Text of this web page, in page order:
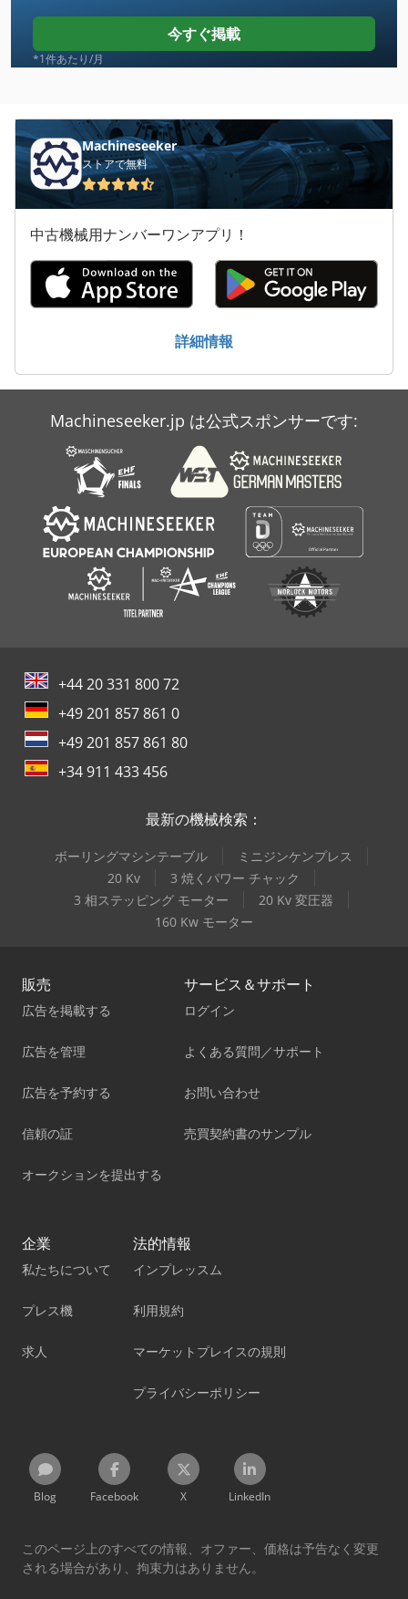
Case Ih Cvx 1170
Case Ih Cvx 130
Case Ih Cvx 170
Case Ih Cvx 195
Case Ih Cx 80
Case Ih Mx 100 C
Case Ih Mx 110
Case Ih Mx 150
Case Ih Mx 285
Case Ih Stx 530
今すぐ掲載
*1件あたり/月
Machineseeker
ストアで無料
中古機械用ナンバーワンアプリ！
詳細情報
Machineseeker.jp は公式スポンサーです:
+44 20 331 800 72
+49 201 857 861 0
+49 201 857 861 80
+34 911 433 456
最新の機械検索：
ボーリングマシンテーブル
ミニジンケンプレス
20 Kv
3 焼くパワー チャック
3 相ステッピング モーター
20 Kv 変圧器
160 Kw モーター
販売
広告を掲載する
広告を管理
広告を予約する
信頼の証
オークションを提出する
サービス＆サポート
ログイン
よくある質問／サポート
お問い合わせ
売買契約書のサンプル
企業
私たちについて
プレス機
求人
法的情報
インプレッスム
利用規約
マーケットプレイスの規則
プライバシーポリシー
Blog Facebook X LinkedIn
このページ上のすべての情報、オファー、価格は予告なく変更
される場合があり、拘束力はありません。